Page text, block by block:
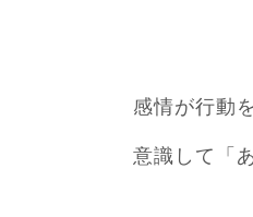
感情が行動
意識して「